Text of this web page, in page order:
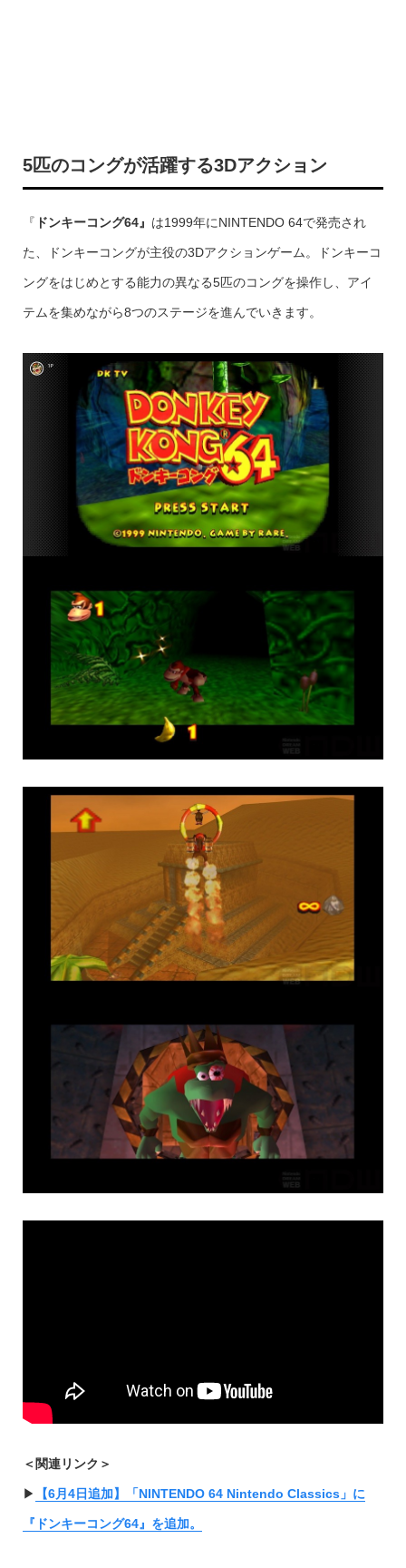
5匹のコングが活躍する3Dアクション
『 ドンキーコング64』 は1999年にNINTENDO 64で発売され
た、ドンキーコングが主役の3Dアクションゲーム。ドンキーコ
ングをはじめとする能力の異なる5匹のコングを操作し、アイ
テムを集めながら8つのステージを進んでいきます。
＜関連リンク＞
▶︎ 【6月4日追加】「NINTENDO 64 Nintendo Classics」に
『ドンキーコング64』を追加。